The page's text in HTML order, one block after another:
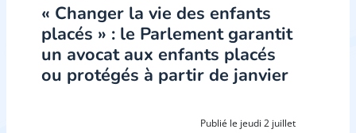
« Changer la vie des enfants
placés » : le Parlement garantit
un avocat aux enfants placés
ou protégés à partir de janvier
Publié le jeudi 2 juillet